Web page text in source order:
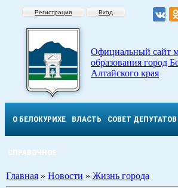
Регистрация Вход
Официальный сайт
образования город
Алтайского края
О БЕЛОКУРИХЕ ВЛАСТЬ СОВЕТ ДЕПУТАТОВ
СПРАВОЧНОЕ
Главная » Новости » Жизнь города